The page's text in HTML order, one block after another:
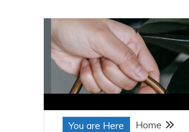
Skip
to
content
You are Here Home